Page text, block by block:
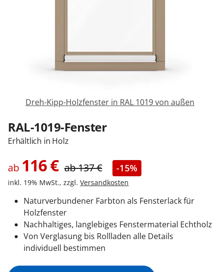
Zäune & Tore
Kontakt / Hilfe
Dreh-Kipp-Holzfenster in RAL 1019 von außen
RAL-1019-Fenster
Erhältlich in Holz
ab 116€ ab137€ -15%
inkl. 19% MwSt., zzgl. Versandkosten
Naturverbundener Farbton als Fensterlack für
Holzfenster
Nachhaltiges, langlebiges Fenstermaterial Echtholz
Von Verglasung bis Rollladen alle Details
individuell bestimmen